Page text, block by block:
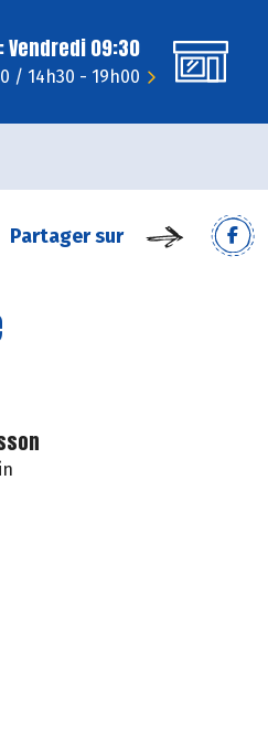
09:30
/ 14h30 - 19h00
Partager sur